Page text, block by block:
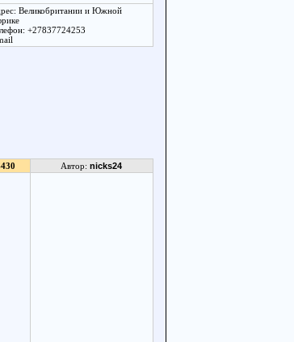
Великобритании и Южной
+27837724253
Автор: nicks24